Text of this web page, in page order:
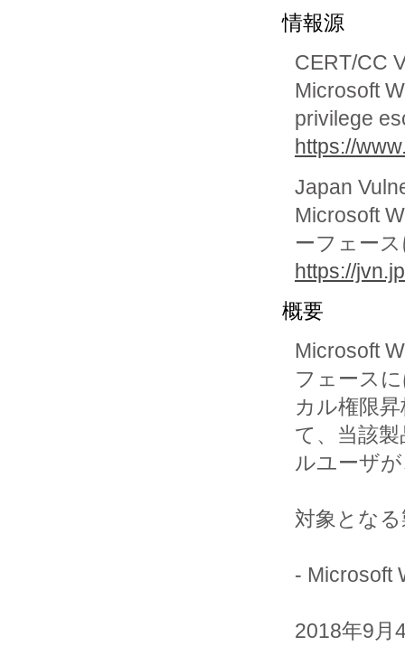
情報源
CERT/CC
Microsoft
privilege
https://
Japan
Microsoft
ーフェー
https://
概要
Microsoft
フェース
カル権限
て、当該
ルユーザ
対象とな
- Microsoft
2018年9月